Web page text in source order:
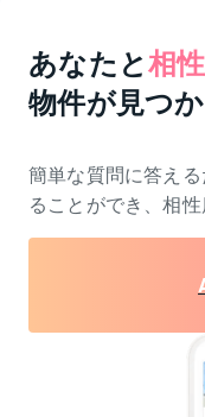
あなたと相
物件が見つ
簡単な質問に答え
ることができ、相